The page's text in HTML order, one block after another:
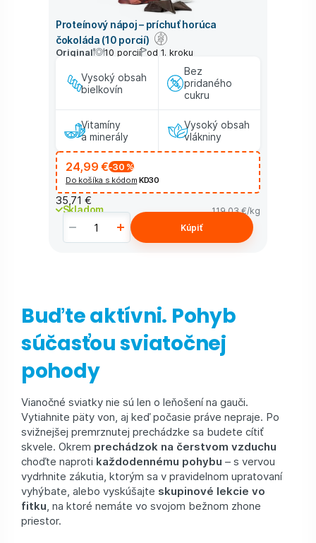
Proteínový nápoj – príchuť horúca
čokoláda (10 porcií)
Original 10 porcií od 1. kroku
Vysoký obsah
bielkovín
Bez
pridaného
cukru
Vitamíny
a minerály
Vysoký obsah
vlákniny
24,99 €-30 %
Do košíka s kódom KD30
35,71 €
Skladom 119,03 €/kg
Kúpiť
Buďte aktívni. Pohyb
súčasťou sviatočnej
pohody
Vianočné sviatky nie sú len o leňošení na gauči.
Vytiahnite päty von, aj keď počasie práve nepraje. Po
svižnejšej premrznutej prechádzke sa budete cítiť
skvele. Okrem prechádzok na čerstvom vzduchu
choďte naproti každodennému pohybu – s vervou
vydrhnite zákutia, ktorým sa v pravidelnom upratovaní
vyhýbate, alebo vyskúšajte skupinové lekcie vo
fitku, na ktoré nemáte vo svojom bežnom zhone
priestor.